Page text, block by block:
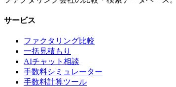
サービス
ファクタリング比較
一括見積もり
AIチャット相談
手数料シミュレーター
手数料計算ツール